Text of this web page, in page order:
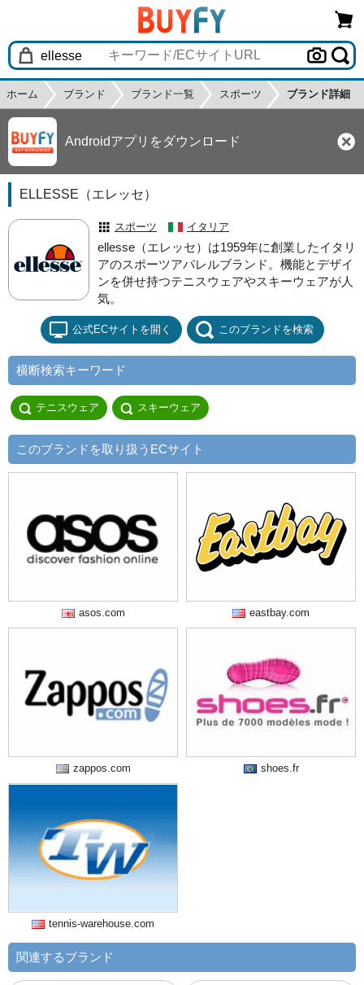
ホーム ブランド ブランド一覧 スポーツ ブランド詳細
Androidアプリをダウンロード
ELLESSE（エレッセ）
スポーツ イタリア
ellesse（エレッセ）は1959年に創業したイタリ
アのスポーツアパレルブランド。機能とデザイ
ンを併せ持つテニスウェアやスキーウェアが人
気。
公式ECサイトを開く このブランドを検索
横断検索キーワード
テニスウェア スキーウェア
このブランドを取り扱うECサイト
asos.com eastbay.com
zappos.com shoes.fr
tennis-warehouse.com
関連するブランド